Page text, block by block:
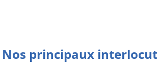
Nos principaux